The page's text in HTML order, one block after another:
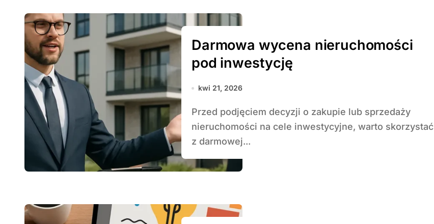
Darmowa wycena nieruchomości
pod inwestycję
kwi 21, 2026
Przed podjęciem decyzji o zakupie lub sprzedaży
nieruchomości na cele inwestycyjne, warto skorzystać
z darmowej...